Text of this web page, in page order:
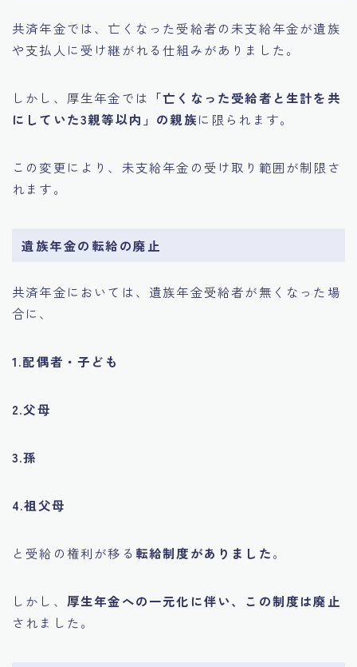
Follow Me
共済年金では、亡くなった受給者の未支給年金が遺族
や支払人に受け継がれる仕組みがありました。
しかし、厚生年金では 「亡くなった受給者と生計を共
にしていた3親等以内」の親族に限られます。
この変更により、未支給年金の受け取り範囲が制限さ
れます。
遺族年金の転給の廃止
共済年金においては、遺族年金受給者が無くなった場
合に、
1.配偶者・子ども
2.父母
3.孫
4.祖父母
と受給の権利が移る 転給制度がありました。
しかし、 厚生年金への一元化に伴い、この制度は廃止
されました。